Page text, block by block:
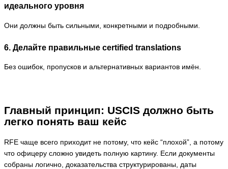
идеального уровня
Они должны быть сильными, конкретными и подробными.
6. Делайте правильные certified translations
Без ошибок, пропусков и альтернативных вариантов имён.
Главный принцип: USCIS должно быть
легко понять ваш кейс
RFE чаще всего приходит не потому, что кейс “плохой”, а потому
что офицеру сложно увидеть полную картину. Если документы
собраны логично, доказательства структурированы, даты